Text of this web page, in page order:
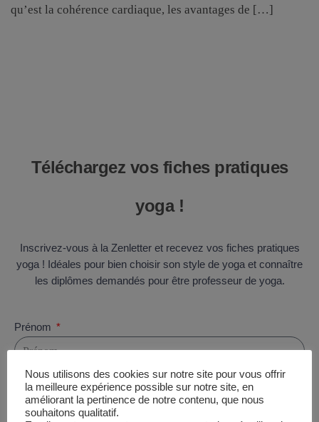
qu’est la cohérence cardiaque, les avantages de […]
Téléchargez vos fiches pratiques
yoga !
Inscrivez-vous à la Zenletter et recevez vos fiches pratiques
yoga ! Idéales pour bien choisir son style de yoga et connaître
les diplômes demandés pour être professeur de yoga.
Prénom
E-mail
Nous utilisons des cookies sur notre site pour vous offrir
la meilleure expérience possible sur notre site, en
améliorant la pertinence de notre contenu, que nous
souhaitons qualitatif.